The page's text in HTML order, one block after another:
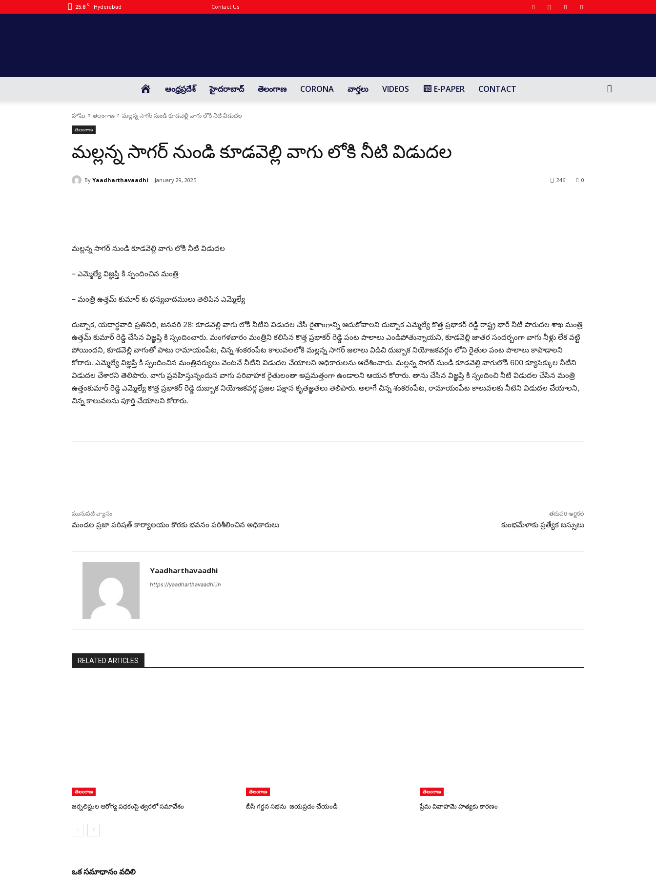
25.8 C Hyderabad Contact Us
Yaadharthavaadhi
HOMEఆంధ్రప్రదేశ్ హైదరాబాద్ తెలంగాణ CORONA వార్తలు VIDEOS E-PAPER CONTACT
హోమ్ తెలంగాణ మల్లన్న సాగర్ నుండి కూడవెల్లి వాగు లోకి నీటి విడుదల
తెలంగాణ
మల్లన్న సాగర్ నుండి కూడవెల్లి వాగు లోకి నీటి విడుదల
By Yaadharthavaadhi January 29, 2025 0
246
మల్లన్న సాగర్ నుండి కూడవెల్లి వాగు లోకి నీటి విడుదల
– ఎమ్మెల్యే విజ్ఞప్తి కి స్పందించిన మంత్రి
– మంత్రి ఉత్తమ్ కుమార్ కు ధన్యవాదములు తెలిపిన ఎమ్మెల్యే
దుబ్బాక, యదార్థవాది ప్రతినిధి, జనవరి 28: కూడవెల్లి వాగు లోకి నీటిని విడుదల చేసి రైతాంగాన్ని ఆదుకోవాలని దుబ్బాక ఎమ్మెల్యే కొత్త ప్రభాకర్ రెడ్డి రాష్ట్ర భారీ నీటి పారుదల శాఖ మంత్రి
ఉత్తమ్ కుమార్ రెడ్డి చేసిన విజ్ఞప్తి కి స్పందించారు. మంగళవారం మంత్రిని కలిసిన కొత్త ప్రభాకర్ రెడ్డి పంట పొలాలు ఎండిపోతున్నాయని, కూడవెల్లి జాతర సందర్బంగా వాగు నీళ్లు లేక వట్టి
పోయిందని, కూడవెల్లి వాగుతో పాటు రామాయంపేట, చిన్న శంకరంపేట కాలువలలోకి మల్లన్న సాగర్ జలాలు విడిచి దుబ్బాక నియోజకవర్గం లోని రైతుల పంట పొలాలు కాపాడాలని
కోరారు. ఎమ్మెల్యే విజ్ఞప్తి కి స్పందించిన మంత్రివర్యులు వెంటనే నీటిని విడుదల చేయాలని అధికారులను ఆదేశించారు. మల్లన్న సాగర్ నుండి కూడవెల్లి వాగులోకి 600 క్యూసెక్కుల నీటిని
విడుదల చేశారని తెలిపారు. వాగు ప్రవహిస్తున్నందున వాగు పరివాహక రైతులంతా అప్రమత్తంగా ఉండాలని ఆయన కోరారు. తాను చేసిన విజ్ఞప్తి కి స్పందించి నీటి విడుదల చేసిన మంత్రి
ఉత్తంకుమార్ రెడ్డి ఎమ్మెల్యే కొత్త ప్రభాకర్ రెడ్డి దుబ్బాక నియోజకవర్గ ప్రజల పక్షాన కృతజ్ఞతలు తెలిపారు. అలాగే చిన్న శంకరంపేట, రామాయంపేట కాలువలకు నీటిని విడుదల చేయాలని,
చిన్న కాలువలను పూర్తి చేయాలని కోరారు.
మునుపటి వ్యాసం
మండల ప్రజా పరిషత్ కార్యాలయం కొరకు భవనం పరిశీలించిన అధికారులు
తదుపరి ఆర్టికల్
కుంభమేళాకు ప్ర‌త్యేక బ‌స్సులు
Yaadharthavaadhi
https://yaadharthavaadhi.in
RELATED ARTICLES
తెలంగాణ
జర్నలిస్టుల ఆరోగ్య పథకంపై త్వరలో సమావేశం
తెలంగాణ
బీసీ గర్జన సభను జయప్రదం చేయండి
తెలంగాణ
ప్రేమ వివాహమె హత్యకు కారణం
ఒక సమాధానం వదిలి